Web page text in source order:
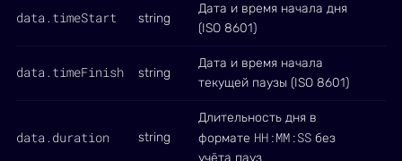
data.timeStart string
Дата и время начала дня
(ISO 8601)
data.timeFinish string
Дата и время начала
текущей паузы (ISO 8601)
data.duration string
Длительность дня в
формате HH:MM:SS без
учёта пауз